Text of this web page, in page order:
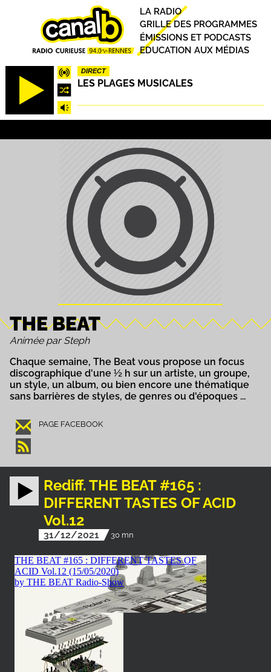
DIRECT
LES PLAGES MUSICALES
Principal
LA RADIO
GRILLE DES PROGRAMMES
ÉMISSIONS ET PODCASTS
EDUCATION AUX MÉDIAS
THE BEAT
Animée par Steph
Chaque semaine, The Beat vous propose un focus
discographique d'une ½ h sur un artiste, un groupe,
un style, un album, ou bien encore une thématique
sans barrières de styles, de genres ou d'époques ...
PAGE FACEBOOK
Rediff. THE BEAT #165 :
DIFFERENT TASTES OF ACID
Vol.12
31/12/2021 30 mn